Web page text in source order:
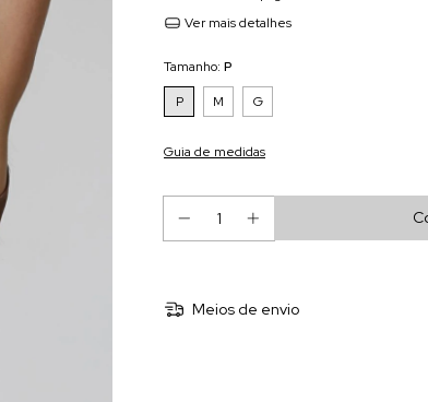
Ver mais detalhes
Tamanho: P
P
M G
Guia de medidas
Meios de envio